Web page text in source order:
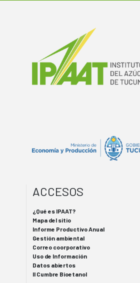
ACCESOS
¿Qué es IPAAT?
Mapa del sitio
Informe Productivo Anual
Gestión ambiental
Correo coorporativo
Uso de Información
Datos abiertos
II Cumbre Bioetanol